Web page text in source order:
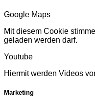
Google Maps
Mit diesem Cookie
geladen werden darf.
Youtube
Hiermit werden Videos
Marketing